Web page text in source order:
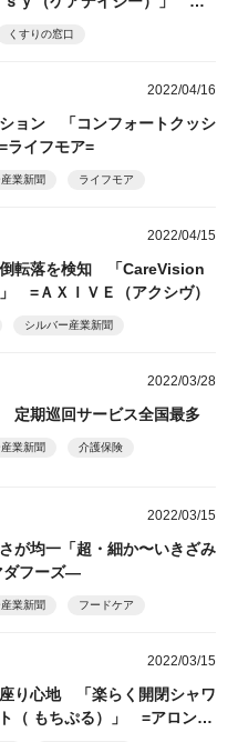
くすりの窓口
2022/04/16
ョン 「コンフォートクッシ
イフモア=
業新聞 ライフモア
2022/04/15
倒転落を検知 「CareVision
=ＡＸＩＶＥ（アクシヴ）
シルバー産業新聞
2022/03/28
定期巡回サービス全国最多
業新聞 介護保険
2022/03/15
が均一「超・細か〜いきざみ
ダフーズ―
業新聞 フードケア
2022/03/15
り心地 「楽らく開閉シャワ
（ もちぷる）」 =アロン化